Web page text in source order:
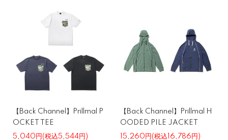
【Back Channel】Prillmal P
OCKET TEE
5,040円(税込5,544円)
【Back Channel】Prillmal H
OODED PILE JACKET
15,260円(税込16,786円)